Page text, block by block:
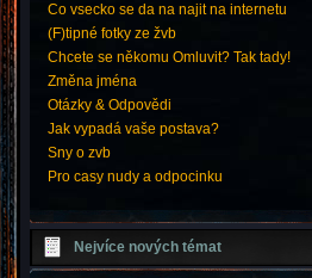
Co vsecko se da na najit na internetu
(F)tipné fotky ze žvb
Chcete se někomu Omluvit? Tak tady!
Změna jména
Otázky & Odpovědi
Jak vypadá vaše postava?
Sny o zvb
Pro casy nudy a odpocinku
Nejvíce nových témat